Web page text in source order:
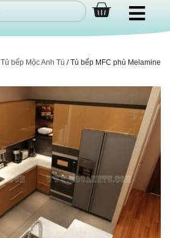
Tủ bếp Mộc Anh Tú / Tủ bếp MFC phủ Melamine